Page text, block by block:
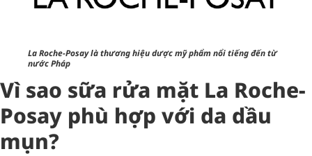
La Roche-Posay là thương hiệu dược mỹ phẩm nổi tiếng đến từ
nước Pháp
Vì sao sữa rửa mặt La Roche-
Posay phù hợp với da dầu
mụn?